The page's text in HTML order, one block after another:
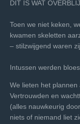
DIT IS WAT
Toen we niet keken,
kwamen skeletten
– stilzwijgend waren
Intussen werden
We lieten het plannen
Vertrouwden en
(alles nauwkeurig
niets of niemand liet